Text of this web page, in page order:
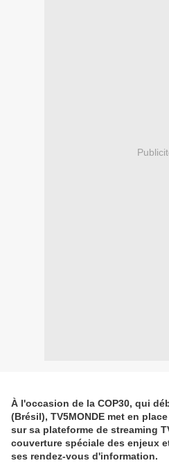
À l'occasion de la COP30, qui
(Brésil), TV5MONDE met en
sur sa plateforme de streaming
couverture spéciale des enjeux
ses rendez-vous d'information.